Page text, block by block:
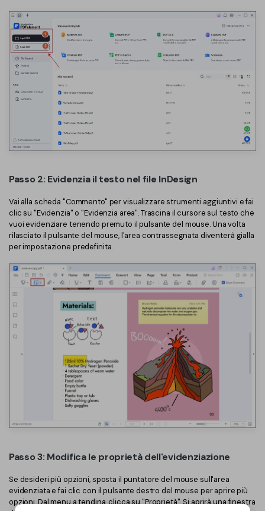
Passo 2: Evidenzia il testo nel file InDesign
Vai alla scheda "Commento" per visualizzare strumenti aggiuntivi e fai
clic su "Evidenzia" o "Evidenzia area". Trascina il cursore sul testo che
vuoi evidenziare tenendo premuto il pulsante del mouse. Una volta
rilasciato il pulsante del mouse, l'area contrassegnata diventerà gialla
per impostazione predefinita.
Passo 3: Modifica le proprietà dell'evidenziazione
Se desideri più opzioni, sposta il puntatore del mouse sull'area
evidenziata e fai clic con il pulsante destro del mouse per aprire più
opzioni. Dal menu a tendina, clicca su "Proprietà". Si aprirà una finestra